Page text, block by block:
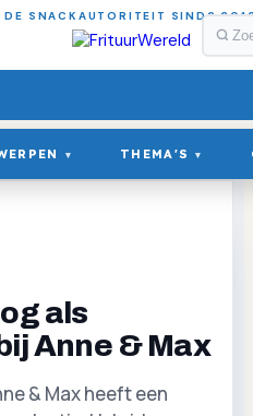
DE SNACKAUTORITEIT SINDS
▾ THEMA'S ▾
als
Anne & Max
& Max heeft een